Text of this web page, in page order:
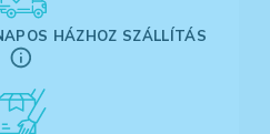
HÁZHOZ SZÁLLÍTÁS